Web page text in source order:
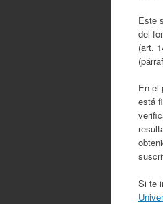
Este
del
(art.
En el
está
Si te